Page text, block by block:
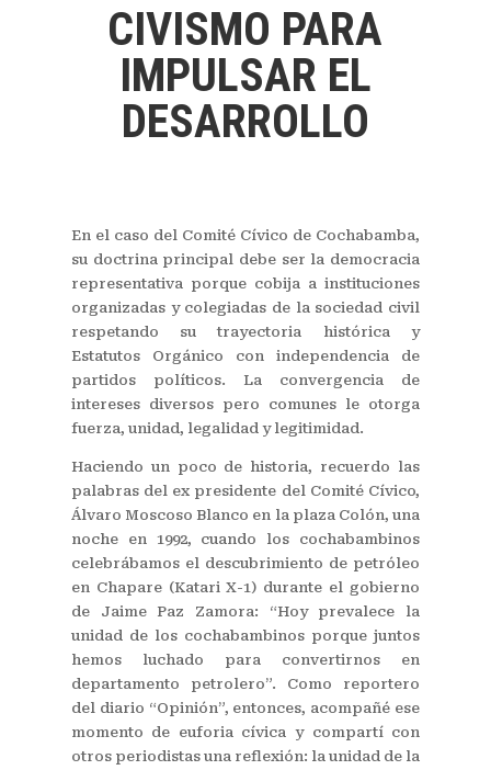
CIVISMO PARA
IMPULSAR EL
DESARROLLO
En el caso del Comité Cívico de Cochabamba,
su doctrina principal debe ser la democracia
representativa porque cobija a instituciones
organizadas y colegiadas de la sociedad civil
respetando su trayectoria histórica y
Estatutos Orgánico con independencia de
partidos políticos. La convergencia de
intereses diversos pero comunes le otorga
fuerza, unidad, legalidad y legitimidad.
Haciendo un poco de historia, recuerdo las
palabras del ex presidente del Comité Cívico,
Álvaro Moscoso Blanco en la plaza Colón, una
noche en 1992, cuando los cochabambinos
celebrábamos el descubrimiento de petróleo
en Chapare (Katari X-1) durante el gobierno
de Jaime Paz Zamora: “Hoy prevalece la
unidad de los cochabambinos porque juntos
hemos luchado para convertirnos en
departamento petrolero”. Como reportero
del diario “Opinión”, entonces, acompañé ese
momento de euforia cívica y compartí con
otros periodistas una reflexión: la unidad de la